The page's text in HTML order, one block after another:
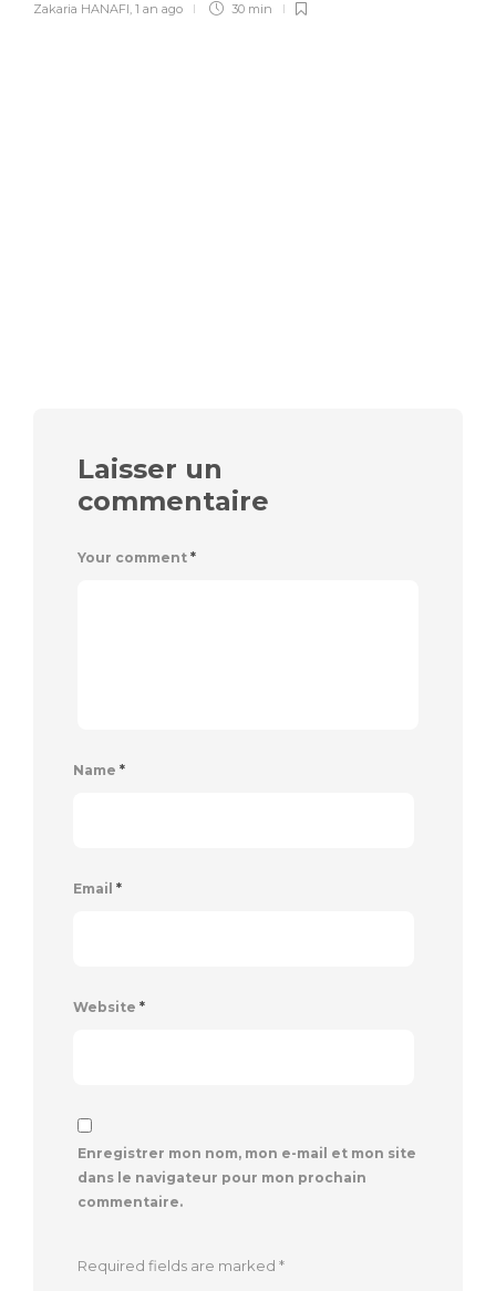
Zakaria HANAFI, 1 an ago 30 min
Laisser un
commentaire
Your comment *
Name *
Email *
Website *
Enregistrer mon nom, mon e-mail et mon site
dans le navigateur pour mon prochain
commentaire.
Required fields are marked *